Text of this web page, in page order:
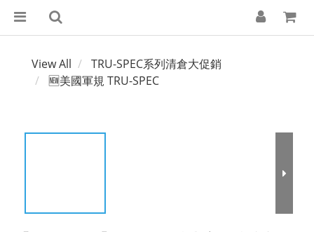
View All
TRU-SPEC系列清倉大促銷
🆕美國軍規 TRU-SPEC